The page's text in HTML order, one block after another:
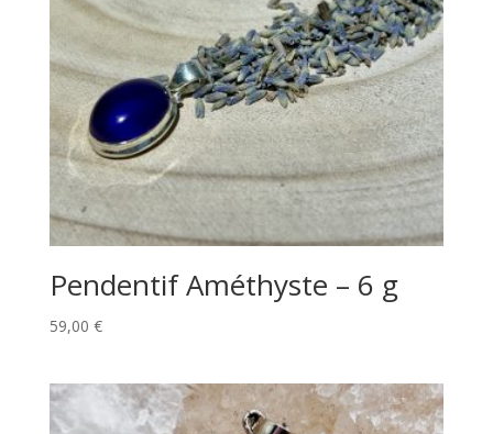
Pendentif Améthyste – 6 g
59,00 €